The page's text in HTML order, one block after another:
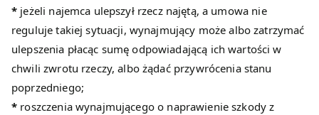
* jeżeli najemca ulepszył rzecz najętą, a umowa nie
reguluje takiej sytuacji, wynajmujący może albo zatrzymać
ulepszenia płacąc sumę odpowiadającą ich wartości w
chwili zwrotu rzeczy, albo żądać przywrócenia stanu
poprzedniego;
* roszczenia wynajmującego o naprawienie szkody z